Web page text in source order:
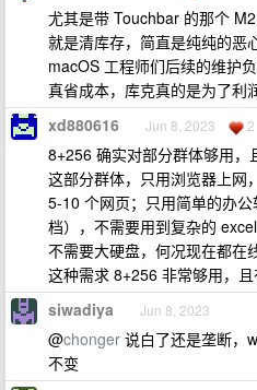
尤其是带 Touchbar 的那个
就是清库存，简直是纯纯的恶
macOS 工程师们后续的维护
真省成本，库克真的是为了利
xd880616 Jun 8, 2023 2
8+256 确实对部分群体够用，
这部分群体，只用浏览器上网
5-10 个网页；只用简单的办
档），不需要用到复杂的
不需要大硬盘，何况现在都在
这种需求 8+256 非常够用，且
siwadiya Jun 8, 2023
@chonger 说白了还是垄断，
不变